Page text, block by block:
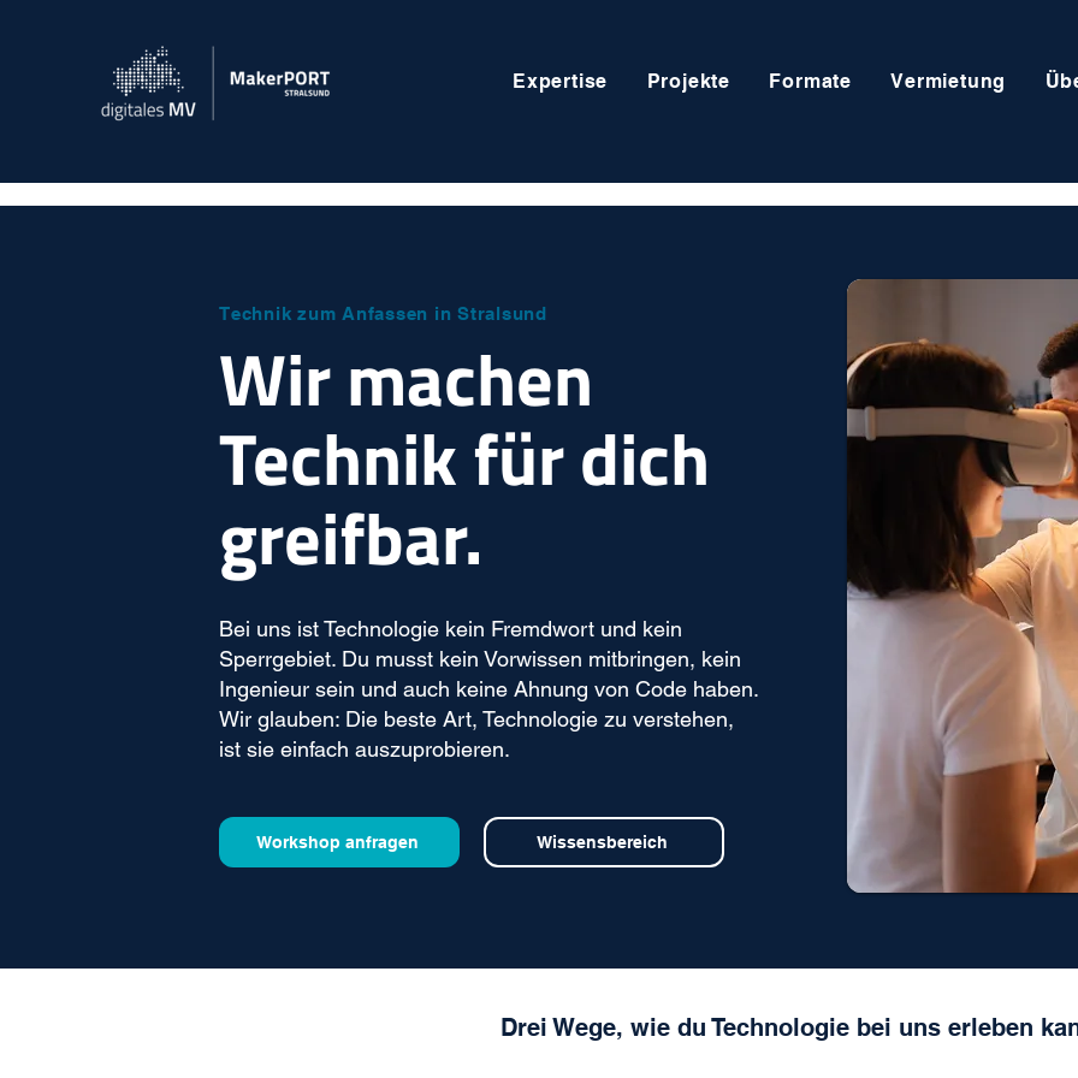
Expertise Projekte Formate Vermietung
Technik zum Anfassen in Stralsund
Wir machen
Technik für dich
greifbar.
Bei uns ist Technologie kein Fremdwort und kein
Sperrgebiet. Du musst kein Vorwissen mitbringen, kein
Ingenieur sein und auch keine Ahnung von Code haben.
Wir glauben: Die beste Art, Technologie zu verstehen,
ist sie einfach auszuprobieren.
Workshop anfragen Wissensbereich
Drei Wege, wie du Technologie bei uns erleben